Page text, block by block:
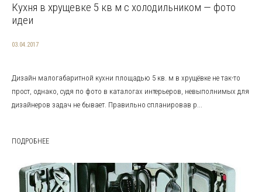
Кухня в хрущевке 5 кв м с холодильником — фото
идеи
03.04.2017
Дизайн малогабаритной кухни площадью 5 кв. м в хрущёвке не так-то
прост, однако, судя по фото в каталогах интерьеров, невыполнимых для
дизайнеров задач не бывает. Правильно спланировав р...
ПОДРОБНЕЕ